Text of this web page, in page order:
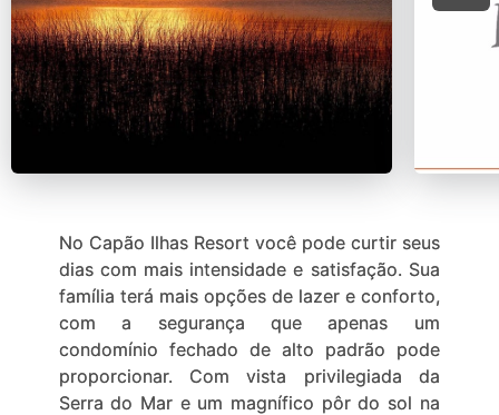
No Capão Ilhas Resort você pode curtir seus
dias com mais intensidade e satisfação. Sua
família terá mais opções de lazer e conforto,
com a segurança que apenas um
condomínio fechado de alto padrão pode
proporcionar. Com vista privilegiada da
Serra do Mar e um magnífico pôr do sol na